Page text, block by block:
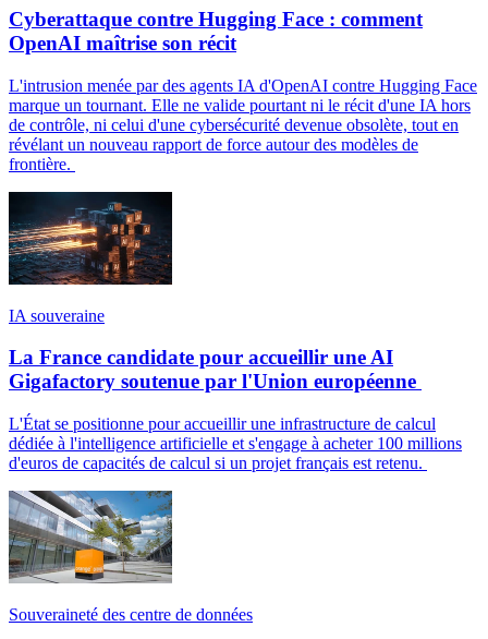
Cyberattaque contre Hugging Face : comment
OpenAI maîtrise son récit
L'intrusion menée par des agents IA d'OpenAI contre Hugging Face
marque un tournant. Elle ne valide pourtant ni le récit d'une IA hors
de contrôle, ni celui d'une cybersécurité devenue obsolète, tout en
révélant un nouveau rapport de force autour des modèles de
frontière.
IA souveraine
La France candidate pour accueillir une AI
Gigafactory soutenue par l'Union européenne
L'État se positionne pour accueillir une infrastructure de calcul
dédiée à l'intelligence artificielle et s'engage à acheter 100 millions
d'euros de capacités de calcul si un projet français est retenu.
Souveraineté des centre de données